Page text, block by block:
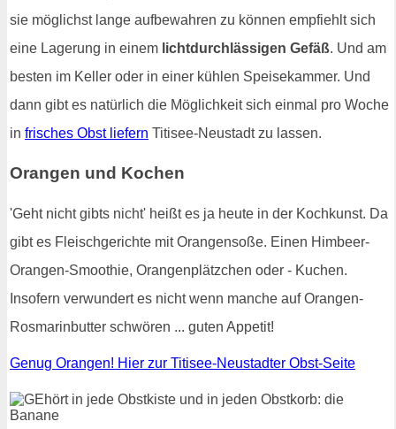
sie möglichst lange aufbewahren zu können empfiehlt sich
eine Lagerung in einem lichtdurchlässigen Gefäß. Und am
besten im Keller oder in einer kühlen Speisekammer. Und
dann gibt es natürlich die Möglichkeit sich einmal pro Woche
in frisches Obst liefern Titisee-Neustadt zu lassen.
Orangen und Kochen
'Geht nicht gibts nicht' heißt es ja heute in der Kochkunst. Da
gibt es Fleischgerichte mit Orangensoße. Einen Himbeer-
Orangen-Smoothie, Orangenplätzchen oder - Kuchen.
Insofern verwundert es nicht wenn manche auf Orangen-
Rosmarinbutter schwören ... guten Appetit!
Genug Orangen! Hier zur Titisee-Neustadter Obst-Seite